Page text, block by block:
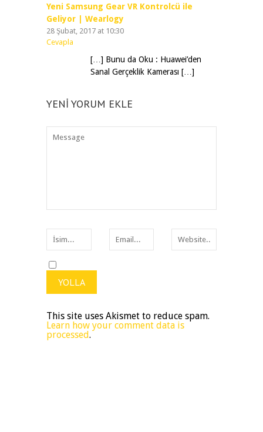
Yeni Samsung Gear VR Kontrolcü ile
Geliyor | Wearlogy
28 Şubat, 2017 at 10:30
Cevapla
[…] Bunu da Oku : Huawei’den
Sanal Gerçeklik Kamerası […]
YENI YORUM EKLE
This site uses Akismet to reduce spam.
Learn how your comment data is
processed.